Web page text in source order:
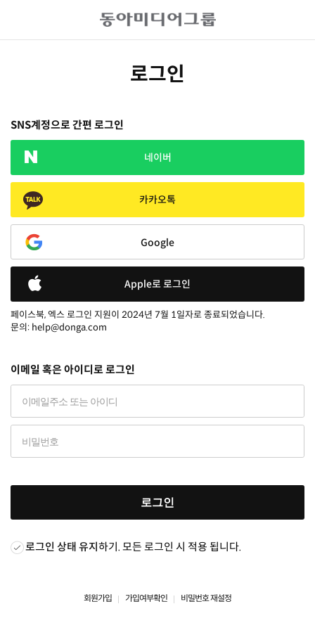
로그인
SNS계정으로 간편 로그인
네이버
카카오톡
Google
Apple로 로그인
페이스북, 엑스 로그인 지원이 2024년 7월 1일자로 종료되었습니다.
문의: help@donga.com
이메일 혹은 아이디로 로그인
로그인
로그인 상태 유지하기. 모든 로그인 시 적용 됩니다.
회원가입 가입여부확인 비밀번호 재설정